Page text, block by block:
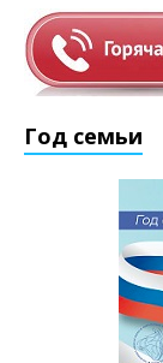
Год семьи